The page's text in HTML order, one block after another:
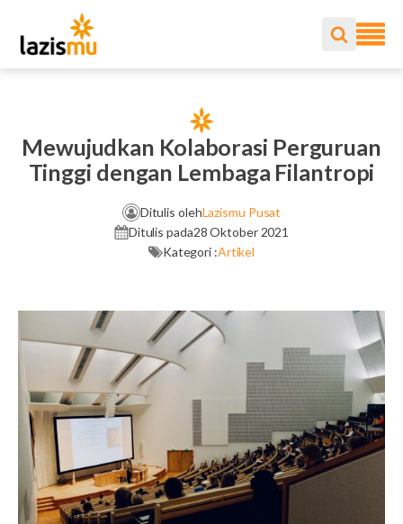
Mewujudkan Kolaborasi Perguruan
Tinggi dengan Lembaga Filantropi
Ditulis olehLazismu Pusat
Ditulis pada28 Oktober 2021
Kategori :Artikel